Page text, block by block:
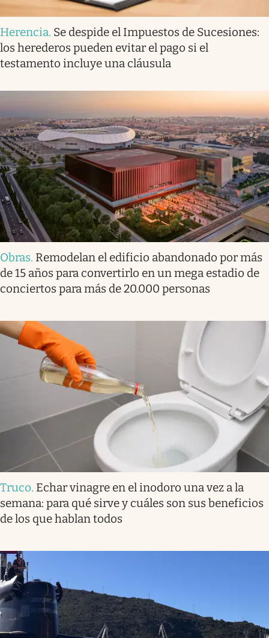
Herencia. Se despide el Impuestos de Sucesiones:
los herederos pueden evitar el pago si el
testamento incluye una cláusula
Obras. Remodelan el edificio abandonado por más
de 15 años para convertirlo en un mega estadio de
conciertos para más de 20.000 personas
Truco. Echar vinagre en el inodoro una vez a la
semana: para qué sirve y cuáles son sus beneficios
de los que hablan todos